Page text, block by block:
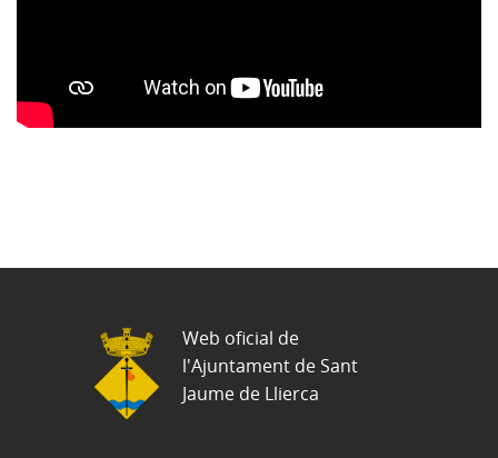
Web oficial de
l'Ajuntament de Sant
Jaume de Llierca